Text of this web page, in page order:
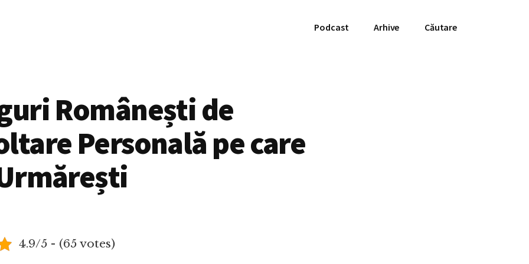
Podcast Arhive Căutare
Românești de
Personală pe care
4.9/5 - (65 votes)